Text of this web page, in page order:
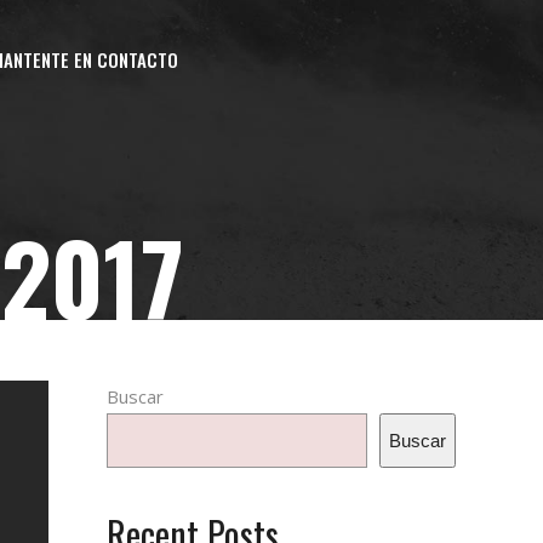
EN CONTACTO
Buscar
Buscar